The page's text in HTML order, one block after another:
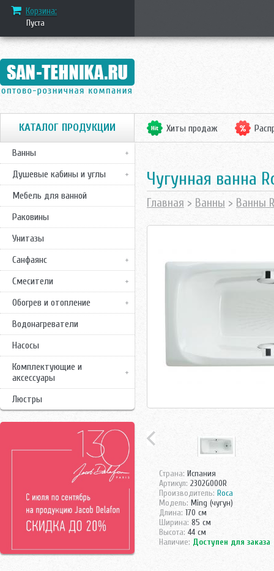
Корзина:
Пуста
КАТАЛОГ ПРОДУКЦИИ
Ванны
Душевые кабины и углы
Мебель для ванной
Раковины
Унитазы
Санфаянс
Смесители
Обогрев и отопление
Водонагреватели
Насосы
Комплектующие и
аксессуары
Люстры
Хиты продаж
Чугунная ванна
Главная > Ванны > Ванны
Страна: Испания
Артикул: 2302G000R
Производитель: Roca
Модель: Ming (чугун)
Длина: 170 см
Ширина: 85 см
Высота: 44 см
Наличие: Доступен для заказа